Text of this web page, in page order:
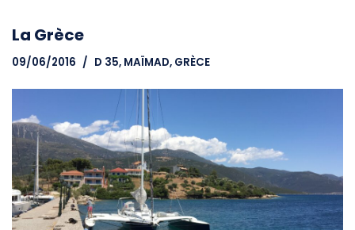
La Grèce
09/06/2016 D 35, MAÏMAD, GRÈCE